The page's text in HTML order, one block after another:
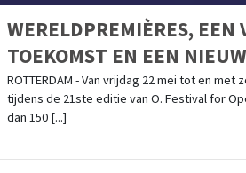
WERELDPREMIÈRES, EEN
TOEKOMST EN EEN
NEDERLANDSE MUSICAL
ROTTERDAM - Van vrijdag 22 mei tot en met
tijdens de 21ste editie van O. Festival for
dan 150 [...]